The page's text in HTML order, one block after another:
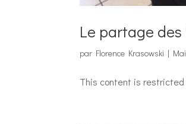
Le partage
par Florence Krasowski |
This content is restricted